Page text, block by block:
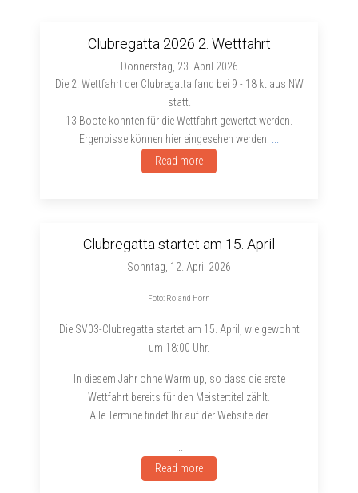
Clubregatta 2026 2. Wettfahrt
Donnerstag, 23. April 2026
Die 2. Wettfahrt der Clubregatta fand bei 9 - 18 kt aus NW
statt.
13 Boote konnten für die Wettfahrt gewertet werden.
Ergenbisse können hier eingesehen werden:
Read more
Clubregatta startet am 15. April
Sonntag, 12. April 2026
Foto: Roland Horn
Die SV03-Clubregatta startet am 15. April, wie gewohnt
um 18:00 Uhr.
In diesem Jahr ohne Warm up, so dass die erste
Wettfahrt bereits für den Meistertitel zählt.
Alle Termine findet Ihr auf der Website der
Read more